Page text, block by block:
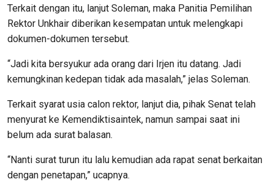
Terkait dengan itu, lanjut Soleman, maka Panitia Pemilihan
Rektor Unkhair diberikan kesempatan untuk melengkapi
dokumen-dokumen tersebut.
“Jadi kita bersyukur ada orang dari Irjen itu datang. Jadi
kemungkinan kedepan tidak ada masalah,” jelas Soleman.
Terkait syarat usia calon rektor, lanjut dia, pihak Senat telah
menyurat ke Kemendiktisaintek, namun sampai saat ini
belum ada surat balasan.
“Nanti surat turun itu lalu kemudian ada rapat senat berkaitan
dengan penetapan,” ucapnya.